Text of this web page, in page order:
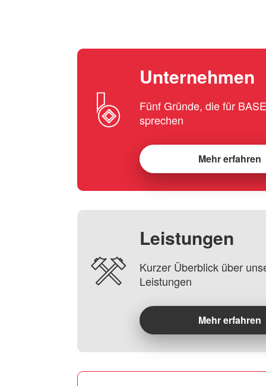
Unternehmen
Fünf Gründe, die für
sprechen
Mehr erfahren
Leistungen
Kurzer Überblick über
Leistungen
Mehr erfahren